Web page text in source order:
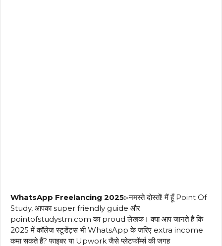
WhatsApp Freelancing 2025:-नमस्ते दोस्तों! मैं हूँ Point Of
Study, आपका super friendly guide और
pointofstudystm.com का proud लेखक। क्या आप जानते हैं कि
2025 में कॉलेज स्टूडेंट्स भी WhatsApp के जरिए extra income
कमा सकते हैं? फाइबर या Upwork जैसे प्लेटफॉर्म्स की जगह